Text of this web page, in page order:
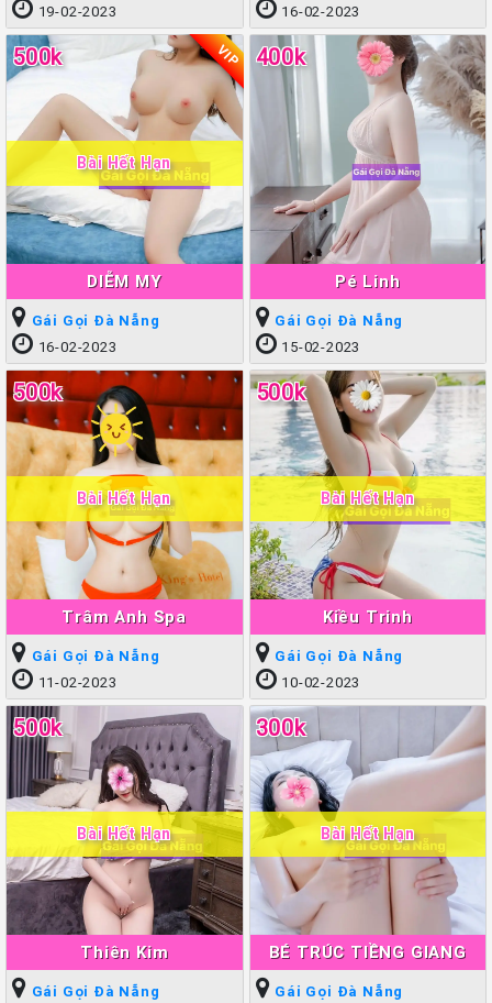
19-02-2023
16-02-2023
DIỄM MY
500k VIP
Bài Hết Hạn
Gái Gọi Đà Nẵng
16-02-2023
Pé Linh
400k
Gái Gọi Đà Nẵng
15-02-2023
Trâm Anh Spa
500k
Bài Hết Hạn
Gái Gọi Đà Nẵng
11-02-2023
Kiều Trinh
500k
Bài Hết Hạn
Gái Gọi Đà Nẵng
10-02-2023
Thiên Kim
500k
Bài Hết Hạn
Gái Gọi Đà Nẵng
BÉ TRÚC TIỀNG GIANG
300k
Bài Hết Hạn
Gái Gọi Đà Nẵng